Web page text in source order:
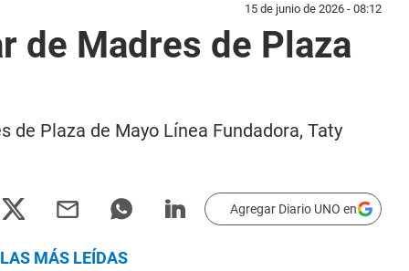
15 de junio de 2026 - 08:12
de Madres de Plaza
Plaza de Mayo Línea Fundadora, Taty
Agregar Diario UNO en
LAS MÁS LEÍDAS